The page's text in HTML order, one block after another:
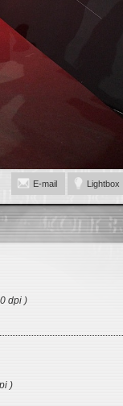
Lightbox
E-mail
dpi )
)